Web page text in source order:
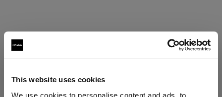
This website uses cookies
We use cookies to personalise content and ads, to
Specifiche: